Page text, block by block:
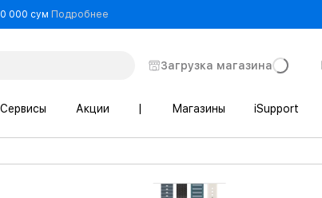
000 сум Подробнее- Выгода в Trade In до 1 800 000 сум
Загрузка магазина
Сервисы Акции Магазины iSupport